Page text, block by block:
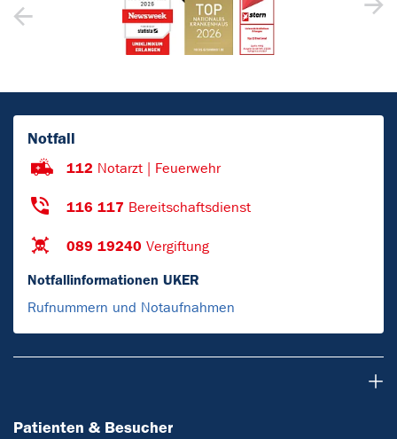
Notfall
112 Notarzt | Feuerwehr
116 117 Bereitschaftsdienst
089 19240 Vergiftung
Notfallinformationen UKER
Rufnummern und Notaufnahmen
Patienten & Besucher